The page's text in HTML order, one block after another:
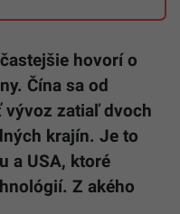
hovorí o
Čína sa od
zatiaľ dvoch
krajín. Je to
a USA, ktoré
Z akého